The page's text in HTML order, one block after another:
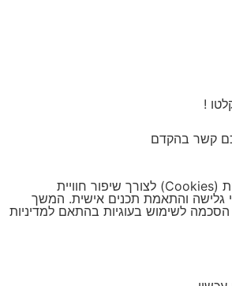
!
קשר בהקדם
האתר משתמש בעוגיות (Cookies) לצורך שיפור חוויית
גלישה והתאמת תכנים אישית. המשך
לשימוש בעוגיות בהתאם ל מדיניות